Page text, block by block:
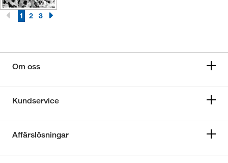
1 2 3
Om oss
Kundservice
Affärslösningar